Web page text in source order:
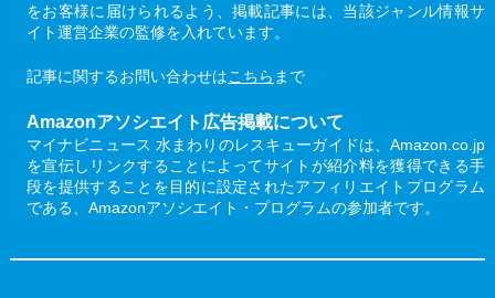
をお客様に届けられるよう、掲載記事には、当該ジャンル情報サ
イト運営企業の監修を入れています。
記事に関するお問い合わせはこちら まで
Amazonアソシエイト広告掲載について
マイナビニュース 水まわりのレスキューガイドは、Amazon.co.jp
を宣伝しリンクすることによってサイトが紹介料を獲得できる手
段を提供することを目的に設定されたアフィリエイトプログラム
である、Amazonアソシエイト・プログラムの参加者です。